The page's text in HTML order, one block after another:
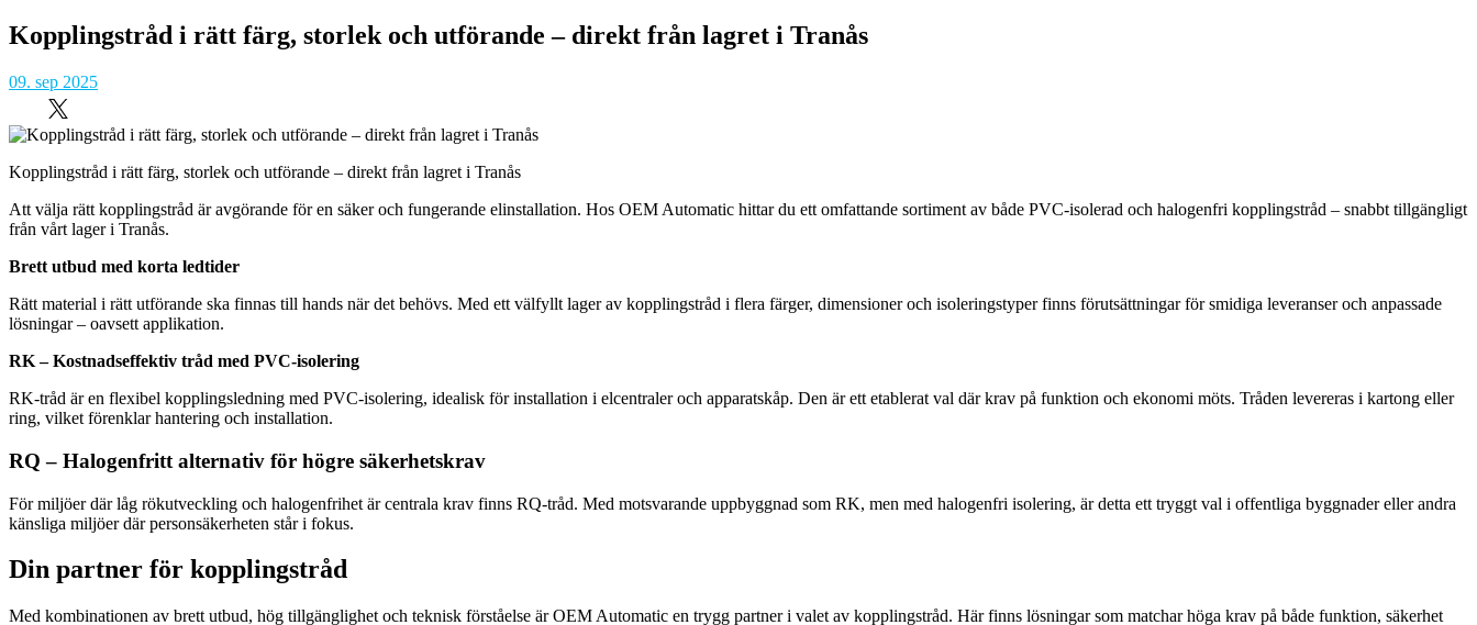
Kopplingstråd i rätt färg, storlek och utförande – direkt från lagret i Tranås
09. sep 2025
Kopplingstråd i rätt färg, storlek och utförande – direkt från lagret i Tranås
Att välja rätt kopplingstråd är avgörande för en säker och fungerande elinstallation. Hos OEM Automatic hittar du ett omfattande sortiment av både PVC-isolerad och halogenfri kopplingstråd – snabbt tillgängligt
från vårt lager i Tranås.
Brett utbud med korta ledtider
Rätt material i rätt utförande ska finnas till hands när det behövs. Med ett välfyllt lager av kopplingstråd i flera färger, dimensioner och isoleringstyper finns förutsättningar för smidiga leveranser och anpassade
lösningar – oavsett applikation.
RK – Kostnadseffektiv tråd med PVC-isolering
RK-tråd är en flexibel kopplingsledning med PVC-isolering, idealisk för installation i elcentraler och apparatskåp. Den är ett etablerat val där krav på funktion och ekonomi möts. Tråden levereras i kartong eller
ring, vilket förenklar hantering och installation.
RQ – Halogenfritt alternativ för högre säkerhetskrav
För miljöer där låg rökutveckling och halogenfrihet är centrala krav finns RQ-tråd. Med motsvarande uppbyggnad som RK, men med halogenfri isolering, är detta ett tryggt val i offentliga byggnader eller andra
känsliga miljöer där personsäkerheten står i fokus.
Din partner för kopplingstråd
Med kombinationen av brett utbud, hög tillgänglighet och teknisk förståelse är OEM Automatic en trygg partner i valet av kopplingstråd. Här finns lösningar som matchar höga krav på både funktion, säkerhet